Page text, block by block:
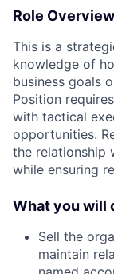
Role
This is a
knowledge of
business goals
Position
with tactical
opportunities.
the relationship
while ensuring
What you will
Sell the
maintain